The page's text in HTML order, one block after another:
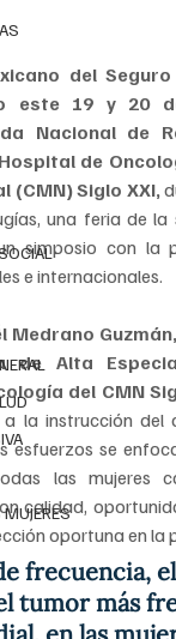
del Seguro
este 19 y 20
Nacional de
de
(CMN) Siglo XXI,
una feria de la
simposio con la
e internacionales.
Medrano
de Alta
del CMN
la instrucción del
esfuerzos se
las mujeres
calidad,
oportuna en la
frecuencia,
tumor más